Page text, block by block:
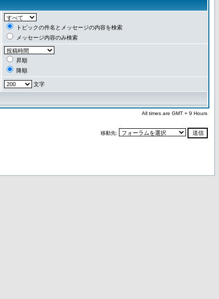
トピックの件名とメッセージの内容を検索
メッセージ内容のみ検索
昇順
降順
文字
All times are GMT + 9 Hours
移動先: